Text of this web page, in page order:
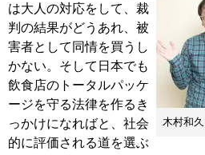
木村和久
は大人の対応をして、裁
判の結果がどうあれ、被
害者として同情を買うし
かない。そして日本でも
飲食店のトータルパッケ
ージを守る法律を作るき
っかけになればと、社会
的に評価される道を選ぶ